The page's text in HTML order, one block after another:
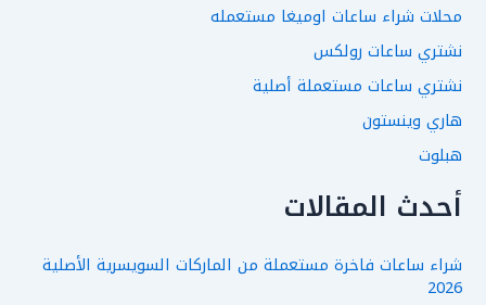
محلات شراء ساعات اوميغا مستعمله
نشتري ساعات رولكس
نشتري ساعات مستعملة أصلية
هاري وينستون
هبلوت
أحدث المقالات
شراء ساعات فاخرة مستعملة من الماركات السويسرية الأصلية
2026